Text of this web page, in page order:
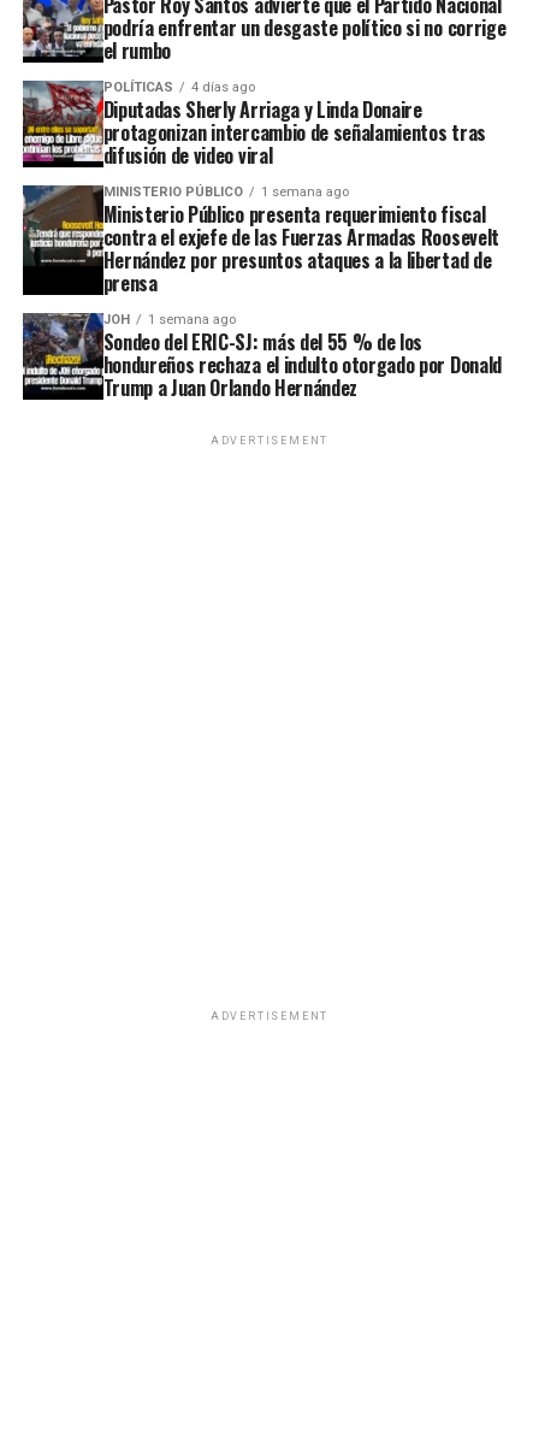
podría enfrentar un desgaste político si no corrige
el rumbo
POLÍTICAS 4 días ago
Diputadas Sherly Arriaga y Linda Donaire
protagonizan intercambio de señalamientos tras
difusión de video viral
MINISTERIO PÚBLICO 1 semana ago
Ministerio Público presenta requerimiento fiscal
contra el exjefe de las Fuerzas Armadas Roosevelt
Hernández por presuntos ataques a la libertad de
prensa
JOH 1 semana ago
Sondeo del ERIC-SJ: más del 55 % de los
hondureños rechaza el indulto otorgado por Donald
Trump a Juan Orlando Hernández
ADVERTISEMENT
ADVERTISEMENT